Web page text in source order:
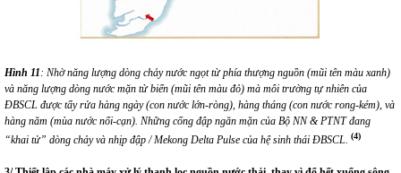
Hình 11: Nhờ năng lượng dòng chảy nước ngọt từ phía thượng nguồn (mũi tên màu xanh)
và năng lượng dòng nước mặn từ biển (mũi tên màu đỏ) mà môi trường tự nhiên của
ĐBSCL được tẩy rửa hàng ngày (con nước lớn-ròng), hàng tháng (con nước rong-kém), và
hàng năm (mùa nước nổi-cạn). Những cống đập ngăn mặn của Bộ NN & PTNT đang
“khai tử” dòng chảy và nhịp đập / Mekong Delta Pulse của hệ sinh thái ĐBSCL. (4)